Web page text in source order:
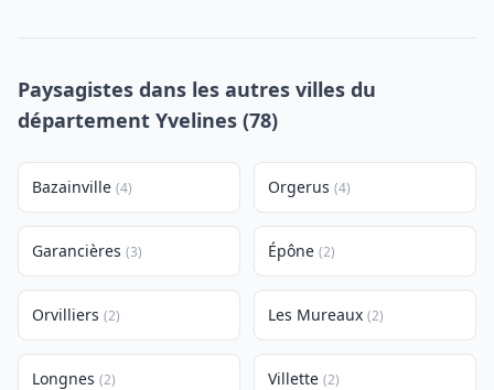
Paysagistes dans les autres villes du
département Yvelines (78)
Bazainville (4) Orgerus (4)
Garancières (3) Épône (2)
Orvilliers (2) Les Mureaux (2)
Longnes (2) Villette (2)